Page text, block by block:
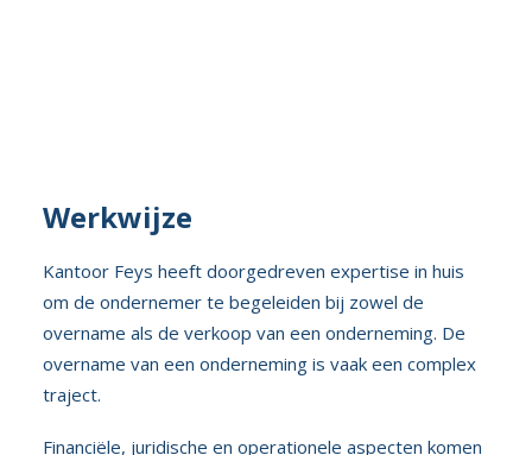
Werkwijze
Kantoor Feys heeft doorgedreven expertise in huis
om de ondernemer te begeleiden bij zowel de
overname als de verkoop van een onderneming. De
overname van een onderneming is vaak een complex
traject.
Financiële, juridische en operationele aspecten komen